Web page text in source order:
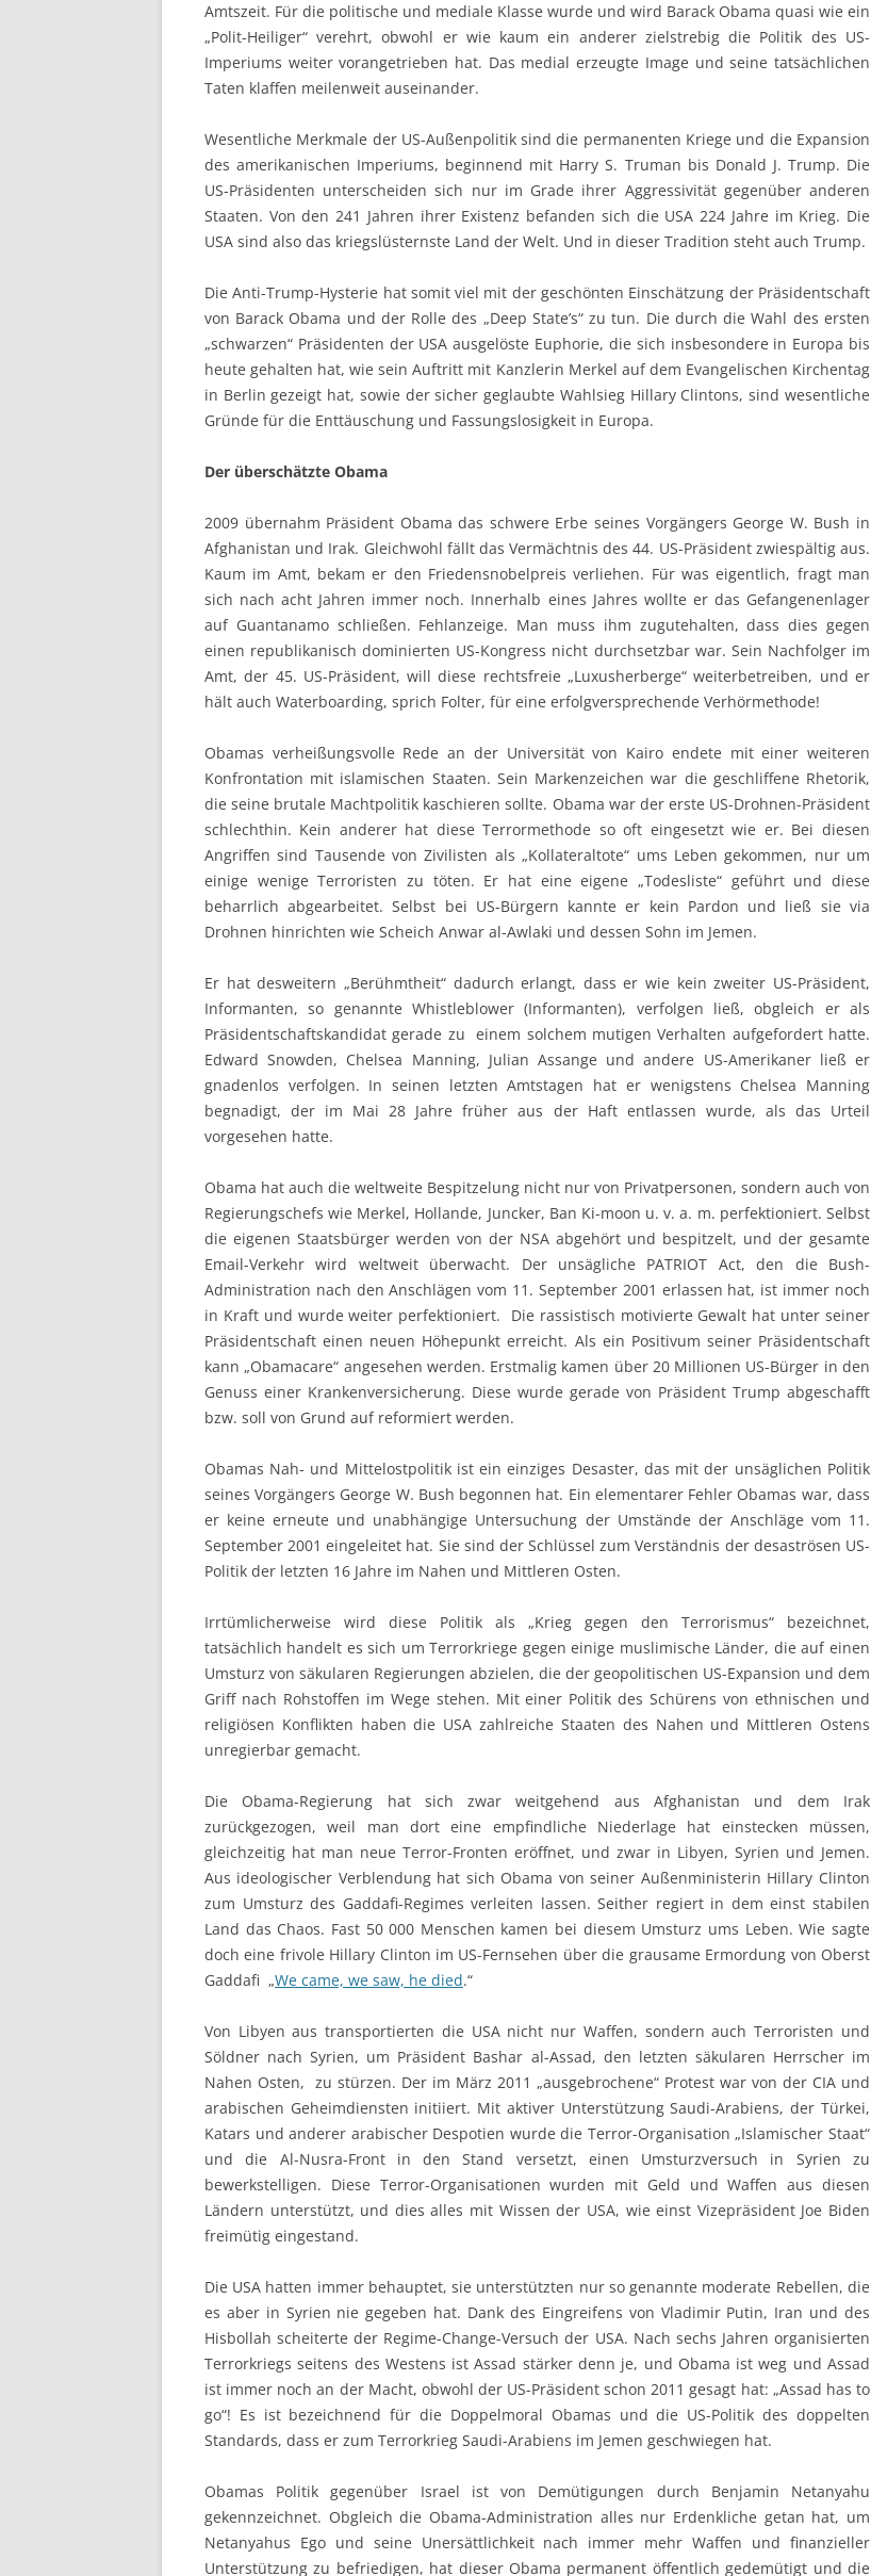
Amtszeit. Für die politische und mediale Klasse wurde und wird Barack Obama quasi wie ein
„Polit-Heiliger“ verehrt, obwohl er wie kaum ein anderer zielstrebig die Politik des US-
Imperiums weiter vorangetrieben hat. Das medial erzeugte Image und seine tatsächlichen
Taten klaffen meilenweit auseinander.
Wesentliche Merkmale der US-Außenpolitik sind die permanenten Kriege und die Expansion
des amerikanischen Imperiums, beginnend mit Harry S. Truman bis Donald J. Trump. Die
US-Präsidenten unterscheiden sich nur im Grade ihrer Aggressivität gegenüber anderen
Staaten. Von den 241 Jahren ihrer Existenz befanden sich die USA 224 Jahre im Krieg. Die
USA sind also das kriegslüsternste Land der Welt. Und in dieser Tradition steht auch Trump.
Die Anti-Trump-Hysterie hat somit viel mit der geschönten Einschätzung der Präsidentschaft
von Barack Obama und der Rolle des „Deep State’s“ zu tun. Die durch die Wahl des ersten
„schwarzen“ Präsidenten der USA ausgelöste Euphorie, die sich insbesondere in Europa bis
heute gehalten hat, wie sein Auftritt mit Kanzlerin Merkel auf dem Evangelischen Kirchentag
in Berlin gezeigt hat, sowie der sicher geglaubte Wahlsieg Hillary Clintons, sind wesentliche
Gründe für die Enttäuschung und Fassungslosigkeit in Europa.
Der überschätzte Obama
2009 übernahm Präsident Obama das schwere Erbe seines Vorgängers George W. Bush in
Afghanistan und Irak. Gleichwohl fällt das Vermächtnis des 44. US-Präsident zwiespältig aus.
Kaum im Amt, bekam er den Friedensnobelpreis verliehen. Für was eigentlich, fragt man
sich nach acht Jahren immer noch. Innerhalb eines Jahres wollte er das Gefangenenlager
auf Guantanamo schließen. Fehlanzeige. Man muss ihm zugutehalten, dass dies gegen
einen republikanisch dominierten US-Kongress nicht durchsetzbar war. Sein Nachfolger im
Amt, der 45. US-Präsident, will diese rechtsfreie „Luxusherberge“ weiterbetreiben, und er
hält auch Waterboarding, sprich Folter, für eine erfolgversprechende Verhörmethode!
Obamas verheißungsvolle Rede an der Universität von Kairo endete mit einer weiteren
Konfrontation mit islamischen Staaten. Sein Markenzeichen war die geschliffene Rhetorik,
die seine brutale Machtpolitik kaschieren sollte. Obama war der erste US-Drohnen-Präsident
schlechthin. Kein anderer hat diese Terrormethode so oft eingesetzt wie er. Bei diesen
Angriffen sind Tausende von Zivilisten als „Kollateraltote“ ums Leben gekommen, nur um
einige wenige Terroristen zu töten. Er hat eine eigene „Todesliste“ geführt und diese
beharrlich abgearbeitet. Selbst bei US-Bürgern kannte er kein Pardon und ließ sie via
Drohnen hinrichten wie Scheich Anwar al-Awlaki und dessen Sohn im Jemen.
Er hat desweitern „Berühmtheit“ dadurch erlangt, dass er wie kein zweiter US-Präsident,
Informanten, so genannte Whistleblower (Informanten), verfolgen ließ, obgleich er als
Präsidentschaftskandidat gerade zu einem solchem mutigen Verhalten aufgefordert hatte.
Edward Snowden, Chelsea Manning, Julian Assange und andere US-Amerikaner ließ er
gnadenlos verfolgen. In seinen letzten Amtstagen hat er wenigstens Chelsea Manning
begnadigt, der im Mai 28 Jahre früher aus der Haft entlassen wurde, als das Urteil
vorgesehen hatte.
Obama hat auch die weltweite Bespitzelung nicht nur von Privatpersonen, sondern auch von
Regierungschefs wie Merkel, Hollande, Juncker, Ban Ki-moon u. v. a. m. perfektioniert. Selbst
die eigenen Staatsbürger werden von der NSA abgehört und bespitzelt, und der gesamte
Email-Verkehr wird weltweit überwacht. Der unsägliche PATRIOT Act, den die Bush-
Administration nach den Anschlägen vom 11. September 2001 erlassen hat, ist immer noch
in Kraft und wurde weiter perfektioniert. Die rassistisch motivierte Gewalt hat unter seiner
Präsidentschaft einen neuen Höhepunkt erreicht. Als ein Positivum seiner Präsidentschaft
kann „Obamacare“ angesehen werden. Erstmalig kamen über 20 Millionen US-Bürger in den
Genuss einer Krankenversicherung. Diese wurde gerade von Präsident Trump abgeschafft
bzw. soll von Grund auf reformiert werden.
Obamas Nah- und Mittelostpolitik ist ein einziges Desaster, das mit der unsäglichen Politik
seines Vorgängers George W. Bush begonnen hat. Ein elementarer Fehler Obamas war, dass
er keine erneute und unabhängige Untersuchung der Umstände der Anschläge vom 11.
September 2001 eingeleitet hat. Sie sind der Schlüssel zum Verständnis der desaströsen US-
Politik der letzten 16 Jahre im Nahen und Mittleren Osten.
Irrtümlicherweise wird diese Politik als „Krieg gegen den Terrorismus“ bezeichnet,
tatsächlich handelt es sich um Terrorkriege gegen einige muslimische Länder, die auf einen
Umsturz von säkularen Regierungen abzielen, die der geopolitischen US-Expansion und dem
Griff nach Rohstoffen im Wege stehen. Mit einer Politik des Schürens von ethnischen und
religiösen Konflikten haben die USA zahlreiche Staaten des Nahen und Mittleren Ostens
unregierbar gemacht.
Die Obama-Regierung hat sich zwar weitgehend aus Afghanistan und dem Irak
zurückgezogen, weil man dort eine empfindliche Niederlage hat einstecken müssen,
gleichzeitig hat man neue Terror-Fronten eröffnet, und zwar in Libyen, Syrien und Jemen.
Aus ideologischer Verblendung hat sich Obama von seiner Außenministerin Hillary Clinton
zum Umsturz des Gaddafi-Regimes verleiten lassen. Seither regiert in dem einst stabilen
Land das Chaos. Fast 50 000 Menschen kamen bei diesem Umsturz ums Leben. Wie sagte
doch eine frivole Hillary Clinton im US-Fernsehen über die grausame Ermordung von Oberst
Gaddafi „We came, we saw, he died.“
Von Libyen aus transportierten die USA nicht nur Waffen, sondern auch Terroristen und
Söldner nach Syrien, um Präsident Bashar al-Assad, den letzten säkularen Herrscher im
Nahen Osten, zu stürzen. Der im März 2011 „ausgebrochene“ Protest war von der CIA und
arabischen Geheimdiensten initiiert. Mit aktiver Unterstützung Saudi-Arabiens, der Türkei,
Katars und anderer arabischer Despotien wurde die Terror-Organisation „Islamischer Staat“
und die Al-Nusra-Front in den Stand versetzt, einen Umsturzversuch in Syrien zu
bewerkstelligen. Diese Terror-Organisationen wurden mit Geld und Waffen aus diesen
Ländern unterstützt, und dies alles mit Wissen der USA, wie einst Vizepräsident Joe Biden
freimütig eingestand.
Die USA hatten immer behauptet, sie unterstützten nur so genannte moderate Rebellen, die
es aber in Syrien nie gegeben hat. Dank des Eingreifens von Vladimir Putin, Iran und des
Hisbollah scheiterte der Regime-Change-Versuch der USA. Nach sechs Jahren organisierten
Terrorkriegs seitens des Westens ist Assad stärker denn je, und Obama ist weg und Assad
ist immer noch an der Macht, obwohl der US-Präsident schon 2011 gesagt hat: „Assad has to
go“! Es ist bezeichnend für die Doppelmoral Obamas und die US-Politik des doppelten
Standards, dass er zum Terrorkrieg Saudi-Arabiens im Jemen geschwiegen hat.
Obamas Politik gegenüber Israel ist von Demütigungen durch Benjamin Netanyahu
gekennzeichnet. Obgleich die Obama-Administration alles nur Erdenkliche getan hat, um
Netanyahus Ego und seine Unersättlichkeit nach immer mehr Waffen und finanzieller
Unterstützung zu befriedigen, hat dieser Obama permanent öffentlich gedemütigt und die